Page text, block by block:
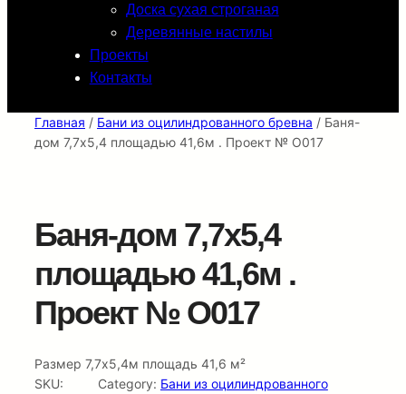
Доска сухая строганая
Деревянные настилы
Проекты
Контакты
Главная / Бани из оцилиндрованного бревна / Баня-
дом 7,7х5,4 площадью 41,6м . Проект № О017
Баня-дом 7,7х5,4
площадью 41,6м .
Проект № О017
Размер 7,7х5,4м площадь 41,6 м²
SKU:
Category: Бани из оцилиндрованного